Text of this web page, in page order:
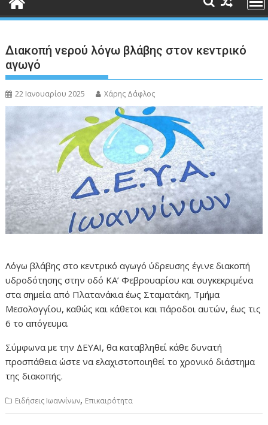
Διακοπή νερού λόγω βλάβης στον κεντρικό
αγωγό
22 Ιανουαρίου 2025 Χάρης Δάφλος
Λόγω βλάβης στο κεντρικό αγωγό ύδρευσης έγινε διακοπή
υδροδότησης στην οδό ΚΑ’ Φεβρουαρίου και συγκεκριμένα
στα σημεία από Πλατανάκια έως Σταματάκη, Τμήμα
Μεσολογγίου, καθώς και κάθετοι και πάροδοι αυτών, έως τις
6 το απόγευμα.
Σύμφωνα με την ΔΕΥΑΙ, θα καταβληθεί κάθε δυνατή
προσπάθεια ώστε να ελαχιστοποιηθεί το χρονικό διάστημα
της διακοπής.
Ειδήσεις Ιωαννίνων, Επικαιρότητα